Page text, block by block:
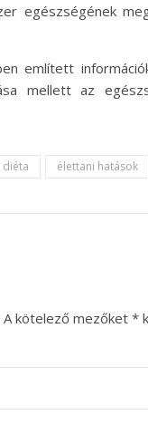
egészségének
említett
mellett az
diéta élettani hatások
A kötelező mezőket *